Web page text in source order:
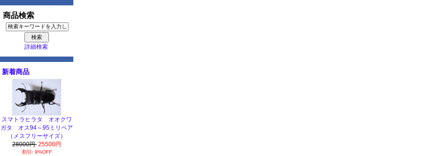
商品検索
詳細検索
新着商品
スマトラヒラタ オオクワ
ガタ オス94～95ミリペア
（メスフリーサイズ）
28000円 25500円
割引: 9%OFF